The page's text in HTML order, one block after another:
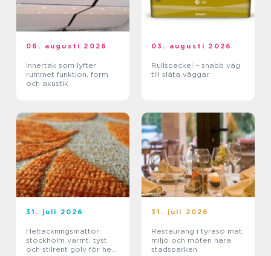
06. augusti 2026
Innertak som lyfter
rummet funktion, form
och akustik
03. augusti 2026
Rullspackel – snabb väg
till släta väggar
31. juli 2026
Heltäckningsmattor
stockholm varmt, tyst
och stilrent golv för hem
31. juli 2026
Restaurang i tyresö mat,
miljö och möten nära
stadsparken